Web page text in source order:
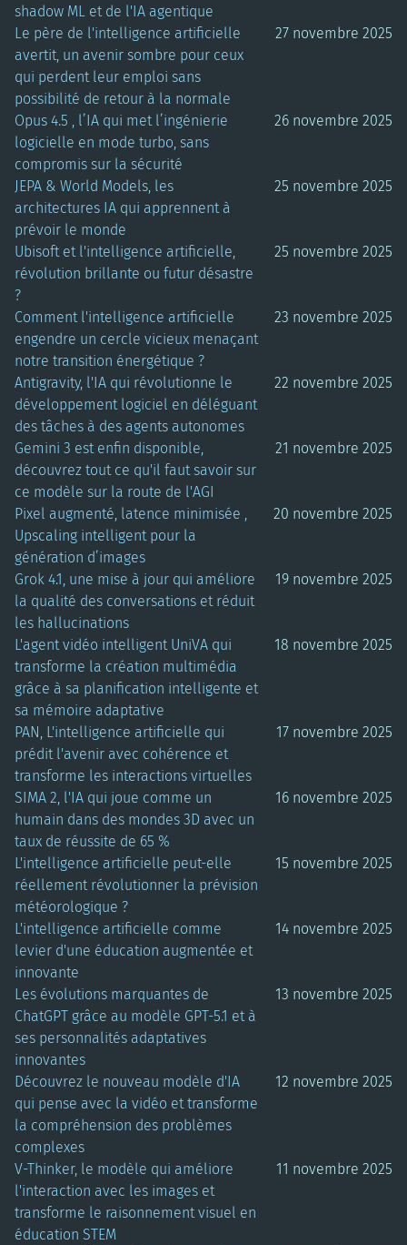
shadow ML et de l'IA agentique
Le père de l'intelligence artificielle
avertit, un avenir sombre pour ceux
qui perdent leur emploi sans
possibilité de retour à la normale
27 novembre 2025
Opus 4.5 , l’IA qui met l’ingénierie
logicielle en mode turbo, sans
compromis sur la sécurité
26 novembre 2025
JEPA & World Models, les
architectures IA qui apprennent à
prévoir le monde
25 novembre 2025
Ubisoft et l'intelligence artificielle,
révolution brillante ou futur désastre
?
25 novembre 2025
Comment l'intelligence artificielle
engendre un cercle vicieux menaçant
notre transition énergétique ?
23 novembre 2025
Antigravity, l'IA qui révolutionne le
développement logiciel en déléguant
des tâches à des agents autonomes
22 novembre 2025
Gemini 3 est enfin disponible,
découvrez tout ce qu'il faut savoir sur
ce modèle sur la route de l'AGI
21 novembre 2025
Pixel augmenté, latence minimisée ,
Upscaling intelligent pour la
génération d’images
20 novembre 2025
Grok 4.1, une mise à jour qui améliore
la qualité des conversations et réduit
les hallucinations
19 novembre 2025
L'agent vidéo intelligent UniVA qui
transforme la création multimédia
grâce à sa planification intelligente et
sa mémoire adaptative
18 novembre 2025
PAN, L'intelligence artificielle qui
prédit l'avenir avec cohérence et
transforme les interactions virtuelles
17 novembre 2025
SIMA 2, l'IA qui joue comme un
humain dans des mondes 3D avec un
taux de réussite de 65 %
16 novembre 2025
L'intelligence artificielle peut-elle
réellement révolutionner la prévision
météorologique ?
15 novembre 2025
L'intelligence artificielle comme
levier d'une éducation augmentée et
innovante
14 novembre 2025
Les évolutions marquantes de
ChatGPT grâce au modèle GPT-5.1 et à
ses personnalités adaptatives
innovantes
13 novembre 2025
Découvrez le nouveau modèle d'IA
qui pense avec la vidéo et transforme
la compréhension des problèmes
complexes
12 novembre 2025
V-Thinker, le modèle qui améliore
l'interaction avec les images et
transforme le raisonnement visuel en
éducation STEM
11 novembre 2025